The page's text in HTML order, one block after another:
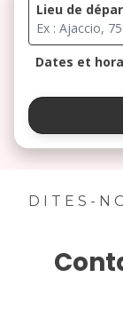
Lieu de
Dates et
3
17
DITES-